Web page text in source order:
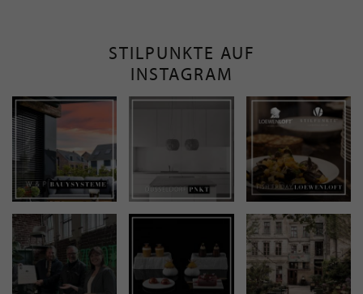
STILPUNKTE AUF
INSTAGRAM